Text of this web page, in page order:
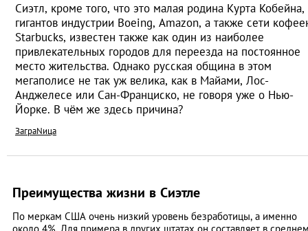
Сиэтл, кроме того, что это малая родина Курта Кобейна,
гигантов индустрии Boeing, Amazon, а также сети
Starbucks, известен также как один из наиболее
привлекательных городов для переезда на постоянное
место жительства. Однако русская община в этом
мегаполисе не так уж велика, как в Майами, Лос-
Анджелесе или Сан-Франциско, не говоря уже о Нью-
Йорке. В чём же здесь причина?
ЗаграNица
Преимущества жизни в Сиэтле
По меркам США очень низкий уровень безработицы, а именно